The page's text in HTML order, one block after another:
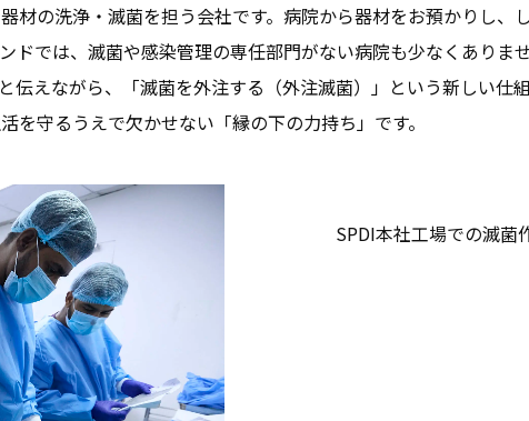
材の洗浄・滅菌を担う会社です。病院から器材をお預かりし
ドでは、滅菌や感染管理の専任部門がない病院も少なくあり
えながら、「滅菌を外注する（外注滅菌）」という新しい仕
守るうえで欠かせない「縁の下の力持ち」です。
SPDI本社工場での滅菌